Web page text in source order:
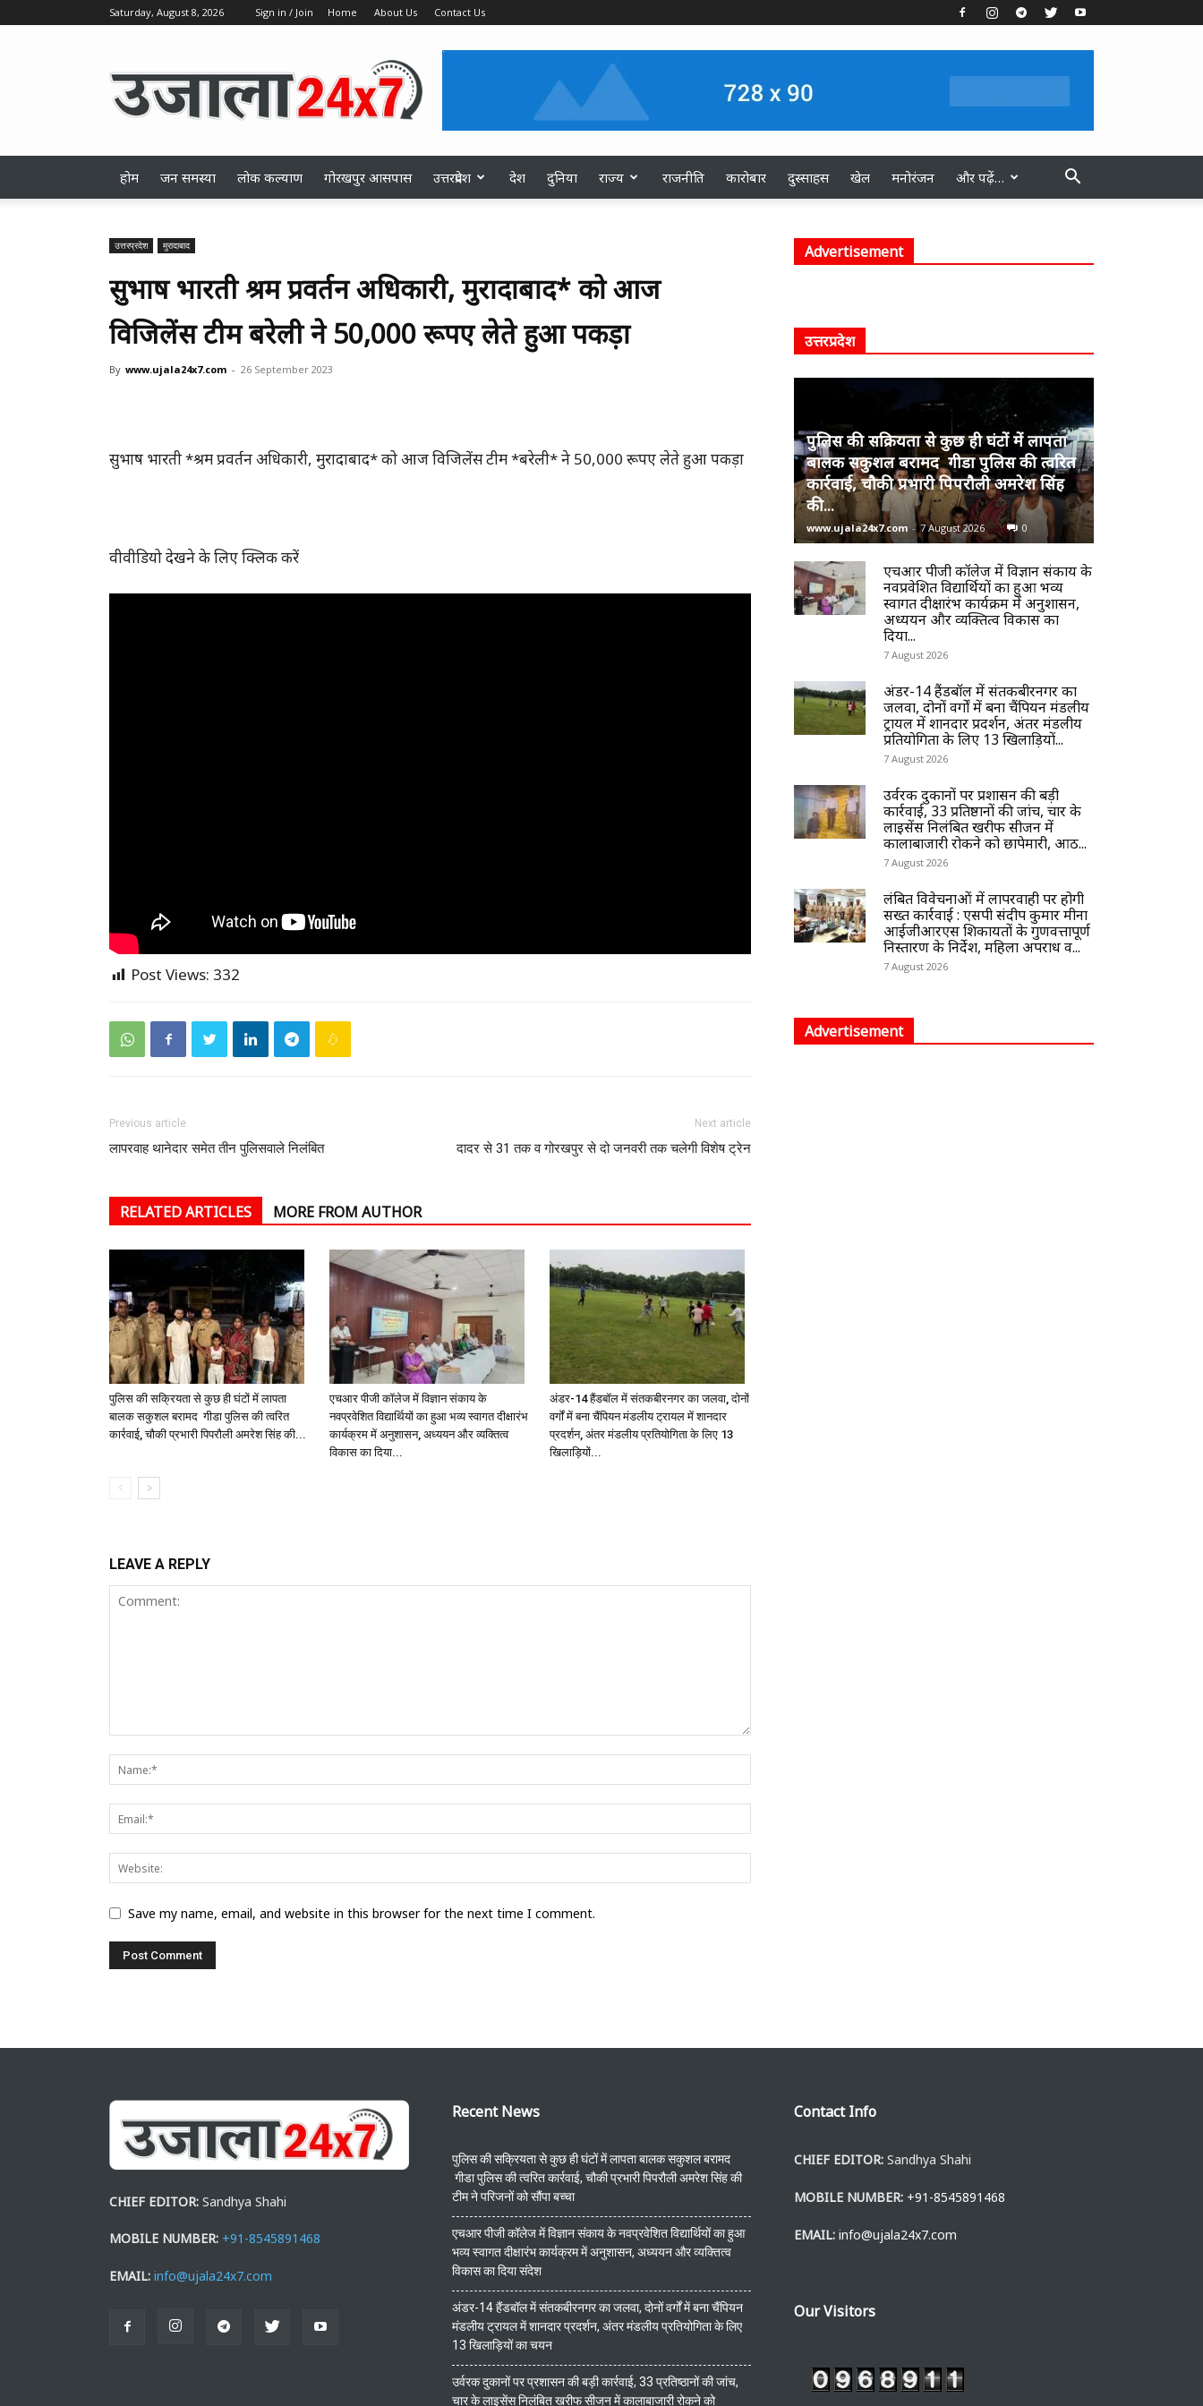
Saturday, August 8, 2026 Sign in / Join Home About Us Contact Us
होम जन समस्या लोक कल्याण गोरखपुर आसपास उत्तरप्रदेश देश दुनिया राज्य राजनीति कारोबार दुस्साहस खेल मनोरंजन और पढ़ें…
उत्तरप्रदेश मुरादाबाद
सुभाष भारती श्रम प्रवर्तन अधिकारी, मुरादाबाद* को आज
विजिलेंस टीम बरेली ने 50,000 रूपए लेते हुआ पकड़ा
By www.ujala24x7.com - 26 September 2023
सुभाष भारती *श्रम प्रवर्तन अधिकारी, मुरादाबाद* को आज विजिलेंस टीम *बरेली* ने 50,000 रूपए लेते हुआ पकड़ा
वीवीडियो देखने के लिए क्लिक करें
Post Views: 332
Previous article
लापरवाह थानेदार समेत तीन पुलिसवाले निलंबित
Next article
दादर से 31 तक व गोरखपुर से दो जनवरी तक चलेगी विशेष ट्रेन
RELATED ARTICLES MORE FROM AUTHOR
पुलिस की सक्रियता से कुछ ही घंटों में लापता
बालक सकुशल बरामद गीडा पुलिस की त्वरित
कार्रवाई, चौकी प्रभारी पिपरौली अमरेश सिंह की...
एचआर पीजी कॉलेज में विज्ञान संकाय के
नवप्रवेशित विद्यार्थियों का हुआ भव्य स्वागत दीक्षारंभ
कार्यक्रम में अनुशासन, अध्ययन और व्यक्तित्व
विकास का दिया...
अंडर-14 हैंडबॉल में संतकबीरनगर का जलवा, दोनों
वर्गों में बना चैंपियन मंडलीय ट्रायल में शानदार
प्रदर्शन, अंतर मंडलीय प्रतियोगिता के लिए 13
खिलाड़ियों...
LEAVE A REPLY
Save my name, email, and website in this browser for the next time I comment.
Advertisement
उत्तरप्रदेश
पुलिस की सक्रियता से कुछ ही घंटों में लापता
बालक सकुशल बरामद गीडा पुलिस की त्वरित
कार्रवाई, चौकी प्रभारी पिपरौली अमरेश सिंह
की...
www.ujala24x7.com - 7 August 2026 0
एचआर पीजी कॉलेज में विज्ञान संकाय के
नवप्रवेशित विद्यार्थियों का हुआ भव्य
स्वागत दीक्षारंभ कार्यक्रम में अनुशासन,
अध्ययन और व्यक्तित्व विकास का
दिया...
7 August 2026
अंडर-14 हैंडबॉल में संतकबीरनगर का
जलवा, दोनों वर्गों में बना चैंपियन मंडलीय
ट्रायल में शानदार प्रदर्शन, अंतर मंडलीय
प्रतियोगिता के लिए 13 खिलाड़ियों...
7 August 2026
उर्वरक दुकानों पर प्रशासन की बड़ी
कार्रवाई, 33 प्रतिष्ठानों की जांच, चार के
लाइसेंस निलंबित खरीफ सीजन में
कालाबाजारी रोकने को छापेमारी, आठ...
7 August 2026
लंबित विवेचनाओं में लापरवाही पर होगी
सख्त कार्रवाई : एसपी संदीप कुमार मीना
आईजीआरएस शिकायतों के गुणवत्तापूर्ण
निस्तारण के निर्देश, महिला अपराध व...
7 August 2026
Advertisement
CHIEF EDITOR: Sandhya Shahi
MOBILE NUMBER: +91-8545891468
EMAIL: info@ujala24x7.com
Recent News
पुलिस की सक्रियता से कुछ ही घंटों में लापता बालक सकुशल बरामद
गीडा पुलिस की त्वरित कार्रवाई, चौकी प्रभारी पिपरौली अमरेश सिंह की
टीम ने परिजनों को सौंपा बच्चा
एचआर पीजी कॉलेज में विज्ञान संकाय के नवप्रवेशित विद्यार्थियों का हुआ
भव्य स्वागत दीक्षारंभ कार्यक्रम में अनुशासन, अध्ययन और व्यक्तित्व
विकास का दिया संदेश
अंडर-14 हैंडबॉल में संतकबीरनगर का जलवा, दोनों वर्गों में बना चैंपियन
मंडलीय ट्रायल में शानदार प्रदर्शन, अंतर मंडलीय प्रतियोगिता के लिए
13 खिलाड़ियों का चयन
उर्वरक दुकानों पर प्रशासन की बड़ी कार्रवाई, 33 प्रतिष्ठानों की जांच,
चार के लाइसेंस निलंबित खरीफ सीजन में कालाबाजारी रोकने को
Contact Info
CHIEF EDITOR: Sandhya Shahi
MOBILE NUMBER: +91-8545891468
EMAIL: info@ujala24x7.com
Our Visitors